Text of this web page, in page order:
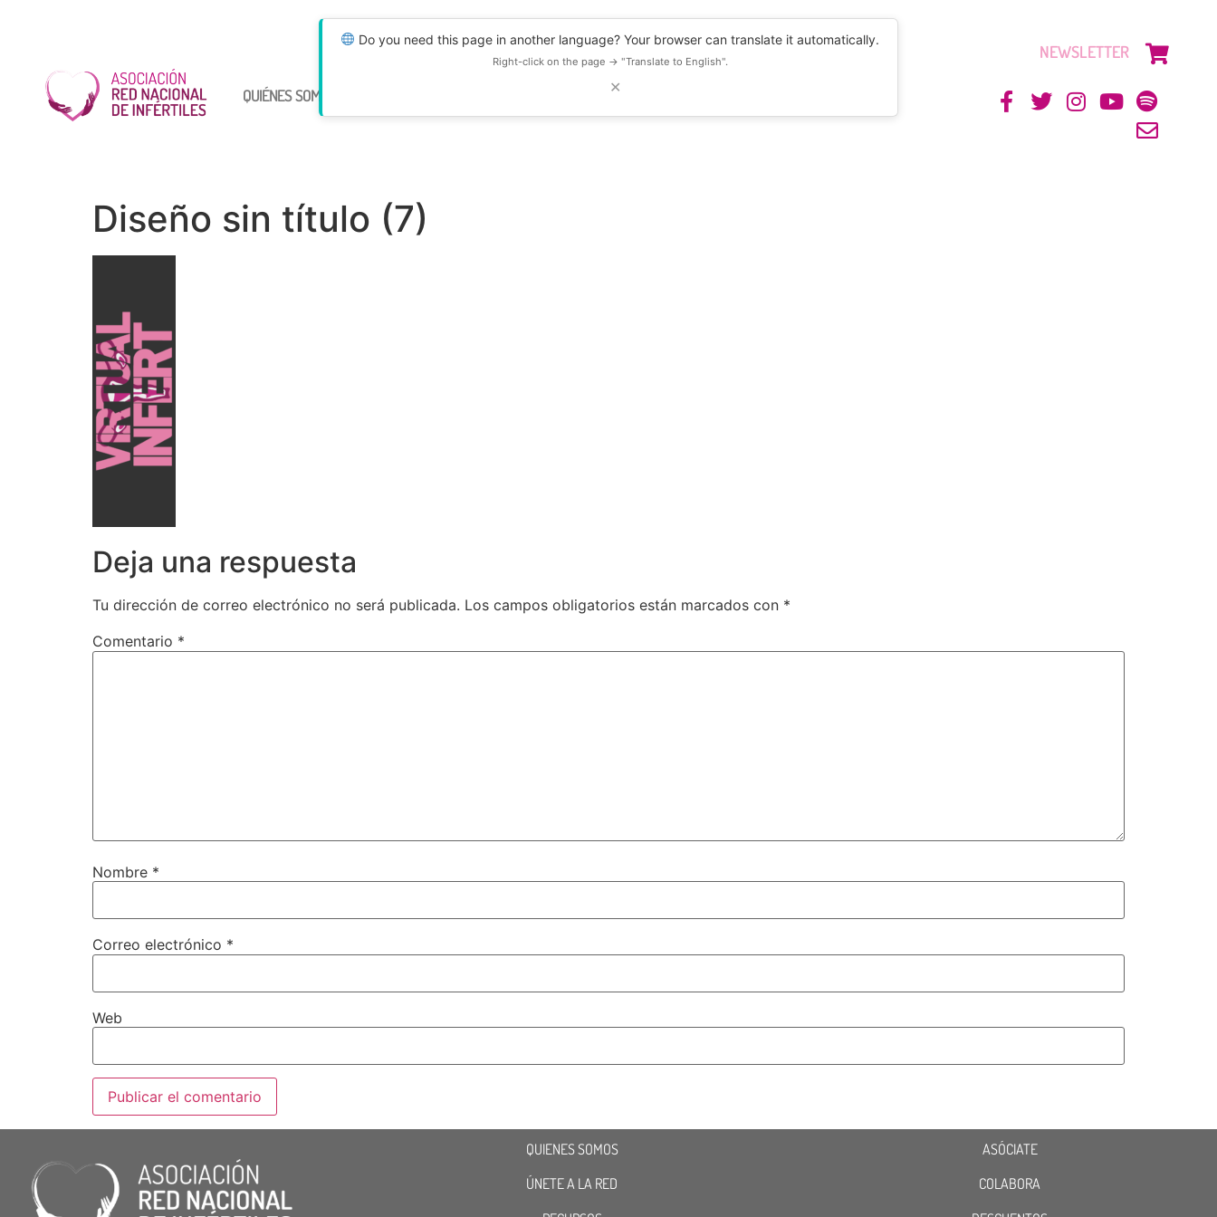
Do you need this page in another language? Your browser can translate it automatically.
Right-click on the page → "Translate to English".
✕
QUIÉNES SOMOS RECURSOS
NEWSLETTER
Diseño sin título (7)
Deja una respuesta
Tu dirección de correo electrónico no será publicada. Los campos obligatorios están marcados con *
Comentario *
Nombre *
Correo electrónico *
Web
QUIENES SOMOS
ÚNETE A LA RED
ASÓCIATE
COLABORA